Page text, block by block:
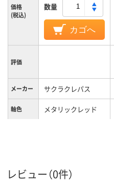
価格
(税込)
数量
カゴへ
評価
メーカー サクラクレパス
軸色 メタリックレッド
黒、赤、青、緑
レビュー（0件）